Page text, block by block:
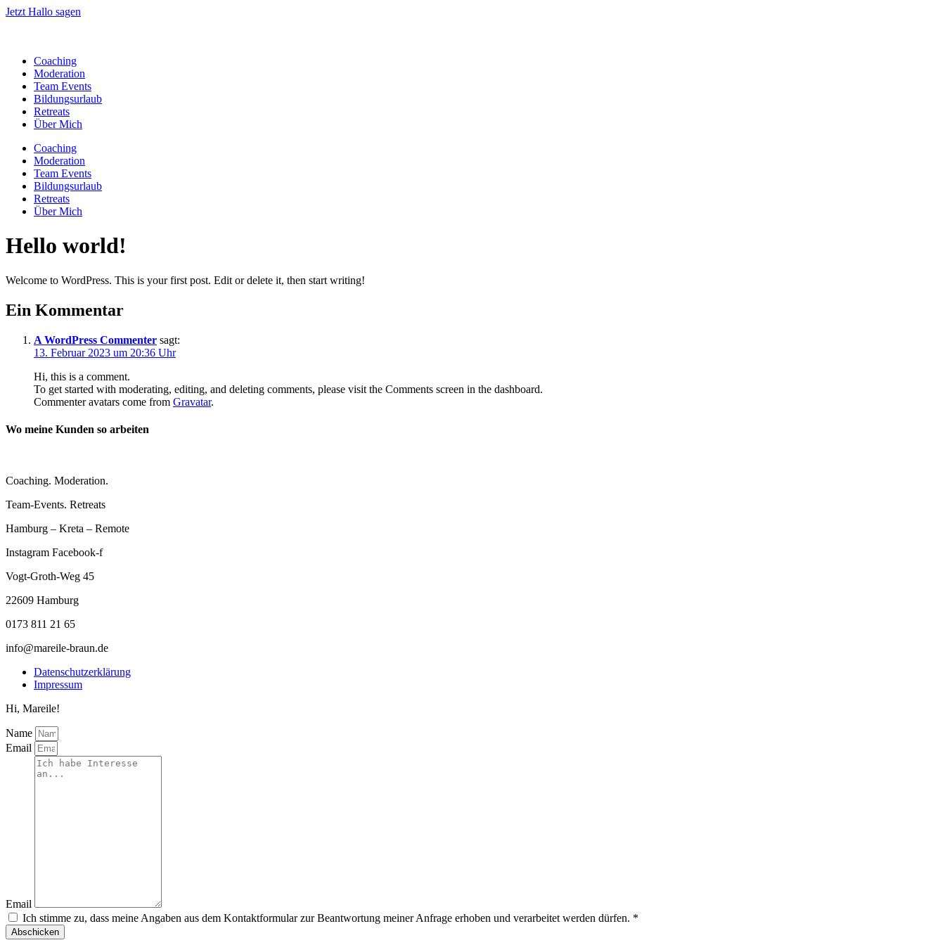
Zum
Jetzt Hallo sagen
Coaching
Moderation
Team Events
Bildungsurlaub
Retreats
Über Mich
Coaching
Moderation
Team Events
Bildungsurlaub
Retreats
Über Mich
Hello world!
Welcome to WordPress. This is your first post. Edit or delete it, then start writing!
Ein Kommentar
A WordPress Commenter sagt:
13. Februar 2023 um 20:36 Uhr
Hi, this is a comment.
To get started with moderating, editing, and deleting comments, please visit the Comments screen in the dashboard.
Commenter avatars come from Gravatar.
Wo meine Kunden so arbeiten
Coaching. Moderation.
Team-Events. Retreats
Hamburg – Kreta – Remote
Instagram Facebook-f
Vogt-Groth-Weg 45
22609 Hamburg
0173 811 21 65
info@mareile-braun.de
Datenschutzerklärung
Impressum
Hi, Mareile!
Name
Email
Email
Ich stimme zu, dass meine Angaben aus dem Kontaktformular zur Beantwortung meiner Anfrage erhoben und verarbeitet werden dürfen. *
Abschicken